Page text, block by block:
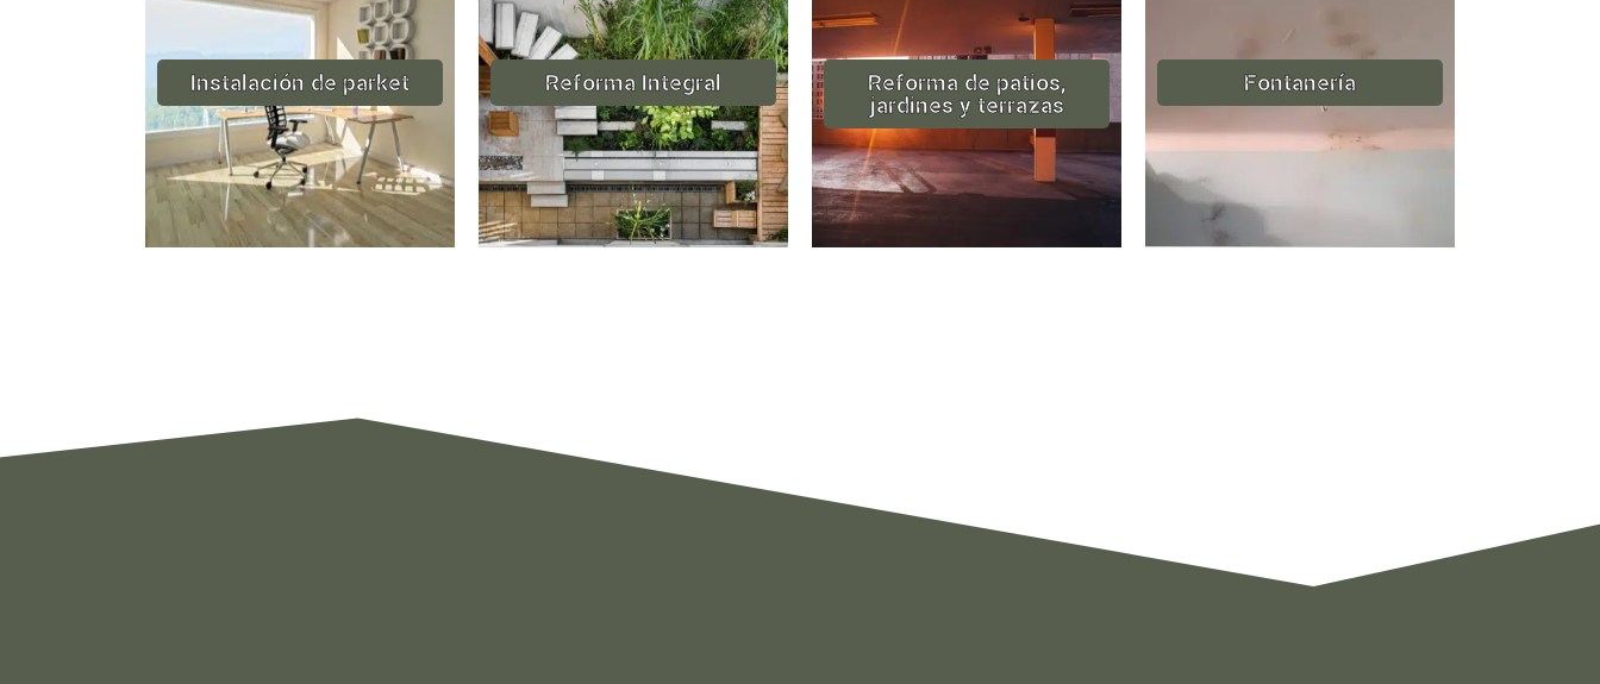
Instalación de parket Reforma Integral
Reforma de patios,
jardines y terrazas
Fontanería